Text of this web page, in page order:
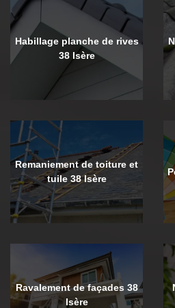
Habillage planche de rives
38 Isère
Remaniement de toiture et
tuile 38 Isère
Ravalement de façades 38
Isère